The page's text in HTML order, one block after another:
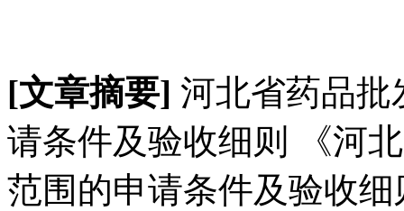
[文章摘要] 河北省药品批
请条件及验收细则 《河
范围的申请条件及验收细